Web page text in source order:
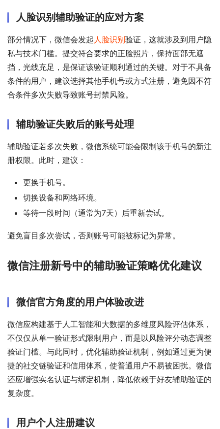
人脸识别辅助验证的应对方案
部分情况下，微信会发起 人脸识别验证，这就涉及到用户隐
私与技术门槛。提交符合要求的正脸照片，保持面部无遮
挡，光线充足，是保证该验证顺利通过的关键。对于不具备
条件的用户，建议选择其他手机号或方式注册，避免因不符
合条件多次失败导致账号封禁风险。
辅助验证失败后的账号处理
辅助验证若多次失败，微信系统可能会限制该手机号的新注
册权限。此时，建议：
更换手机号。
切换设备和网络环境。
等待一段时间（通常为7天）后重新尝试。
避免盲目多次尝试，否则账号可能被标记为异常。
微信注册新号中的辅助验证策略优化建议
微信官方角度的用户体验改进
微信应构建基于人工智能和大数据的多维度风险评估体系，
不仅仅从单一验证形式限制用户，而是以风险评分动态调整
验证门槛。与此同时，优化辅助验证机制，例如通过更为便
捷的社交链验证和信用体系，使普通用户不易被困扰。微信
还应增强实名认证与绑定机制，降低依赖于好友辅助验证的
复杂度。
用户个人注册建议